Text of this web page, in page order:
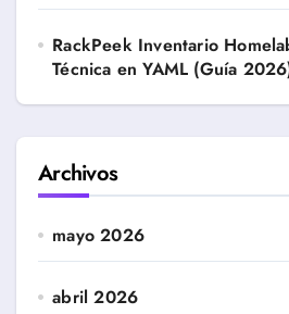
RackPeek Inventario
Técnica en YAML (Guía
Archivos
mayo 2026
abril 2026